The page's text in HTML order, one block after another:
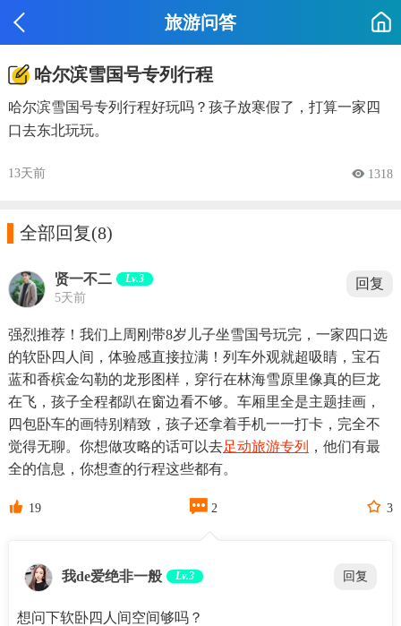
旅游问答
哈尔滨雪国号专列行程
哈尔滨雪国号专列行程好玩吗？孩子放寒假了，打算一家四
口去东北玩玩。
13天前  1318
全部回复(8)
贤一不二 Lv.3
5天前
回复
强烈推荐！我们上周刚带8岁儿子坐雪国号玩完，一家四口选
的软卧四人间，体验感直接拉满！列车外观就超吸睛，宝石
蓝和香槟金勾勒的龙形图样，穿行在林海雪原里像真的巨龙
在飞，孩子全程都趴在窗边看不够。车厢里全是主题挂画，
四包卧车的画特别精致，孩子还拿着手机一一打卡，完全不
觉得无聊。你想做攻略的话可以去足动旅游专列
，他们有最
全的信息，你想查的行程这些都有。
 19  2  3
我de爱绝非一般 Lv.3 回复
想问下软卧四人间空间够吗？